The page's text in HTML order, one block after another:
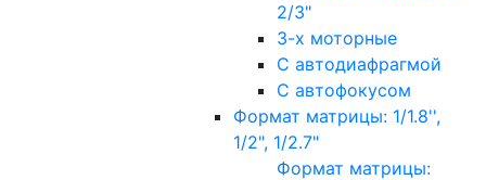
2/3"
3-х моторные
С автодиафрагмой
С автофокусом
Формат матрицы: 1/1.8'',
1/2", 1/2.7"
Формат матрицы: